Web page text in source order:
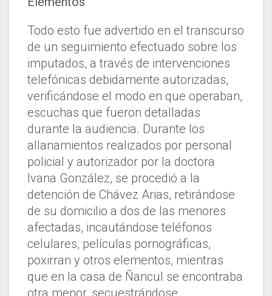
Todo esto fue advertido en el transcurso
de un seguimiento efectuado sobre los
imputados, a través de intervenciones
telefónicas debidamente autorizadas,
verificándose el modo en que operaban,
escuchas que fueron detalladas
durante la audiencia. Durante los
allanamientos realizados por personal
policial y autorizador por la doctora
Ivana González, se procedió a la
detención de Chávez Arias, retirándose
de su domicilio a dos de las menores
afectadas, incautándose teléfonos
celulares, películas pornográficas,
poxirran y otros elementos, mientras
que en la casa de Ñancul se encontraba